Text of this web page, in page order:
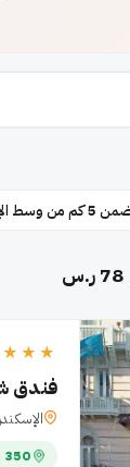
كم من وسط الإسكندرية
فندق
350 م من وسط الإسكندرية